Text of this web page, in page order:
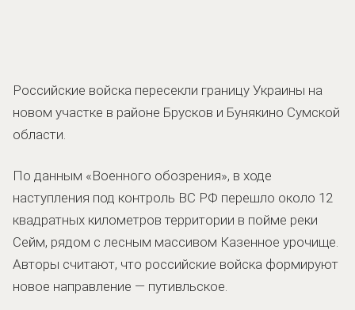
Российские войска пересекли границу Украины на
новом участке в районе Брусков и Бунякино Сумской
области.
По данным «Военного обозрения», в ходе
наступления под контроль ВС РФ перешло около 12
квадратных километров территории в пойме реки
Сейм, рядом с лесным массивом Казенное урочище.
Авторы считают, что российские войска формируют
новое направление — путивльское.